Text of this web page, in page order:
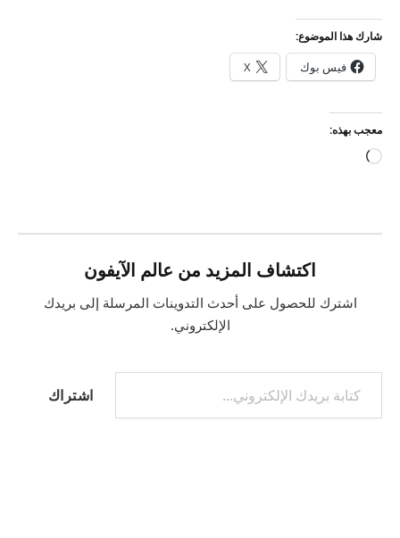
شارك هذا الموضوع:
فيس بوك X
معجب بهذه:
جاري
اكتشاف المزيد من عالم الآيفون
اشترك للحصول على أحدث التدوينات المرسلة إلى بريدك
الإلكتروني.
كتابة بريدك الإلكتروني...
اشتراك